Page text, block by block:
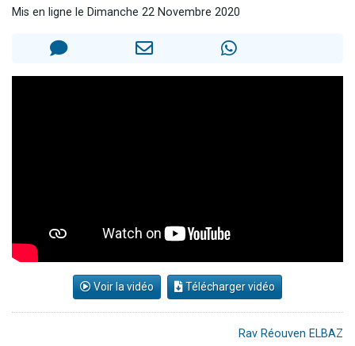
Ariel vient de donner son Maasser
Mis en ligne le Dimanche 22 Novembre 2020
Voir la vidéo Télécharger vidéo
Rav Réouven ELBAZ